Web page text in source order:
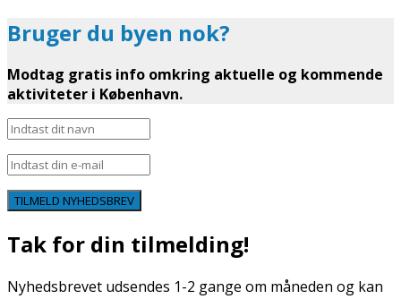
Bruger du byen nok?
Modtag gratis info omkring aktuelle og kommende
aktiviteter i København.
TILMELD NYHEDSBREV
Tak for din tilmelding!
Nyhedsbrevet udsendes 1-2 gange om måneden og kan